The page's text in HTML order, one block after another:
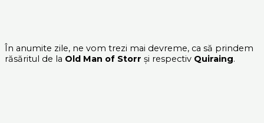
În anumite zile, ne vom trezi mai devreme, ca să prindem
răsăritul de la Old Man of Storr și respectiv Quiraing.